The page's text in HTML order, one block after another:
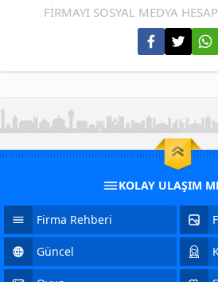
FİRMAYI SOSYAL MEDYA
KOLAY ULAŞIM
Firma Rehberi
Güncel